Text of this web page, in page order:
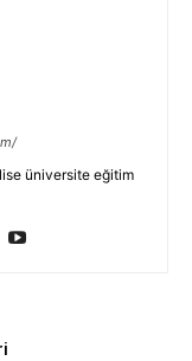
üniversite eğitim